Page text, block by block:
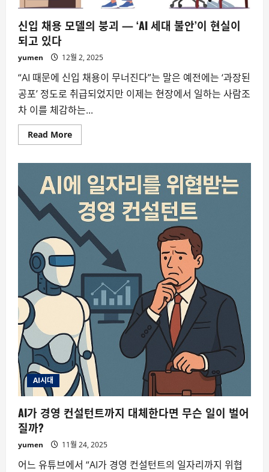
신입 채용 모델의 붕괴 — ‘AI 세대 불안’이 현실이
되고 있다
yumen 12월 2, 2025
“AI 때문에 신입 채용이 무너진다”는 말은 예전에는 ‘과장된
공포’ 정도로 취급되었지만 이제는 현장에서 일하는 사람조
차 이를 체감하는...
Read MoreRead
more
채
용
모
델
의
괴
—
‘AI
세
대
불
안’이
실
이
다
AI시대
AI가 경영 컨설턴트까지 대체한다면 무슨 일이 벌어
질까?
yumen 11월 24, 2025
어느 유튜브에서 “AI가 경영 컨설턴트의 일자리까지 위협